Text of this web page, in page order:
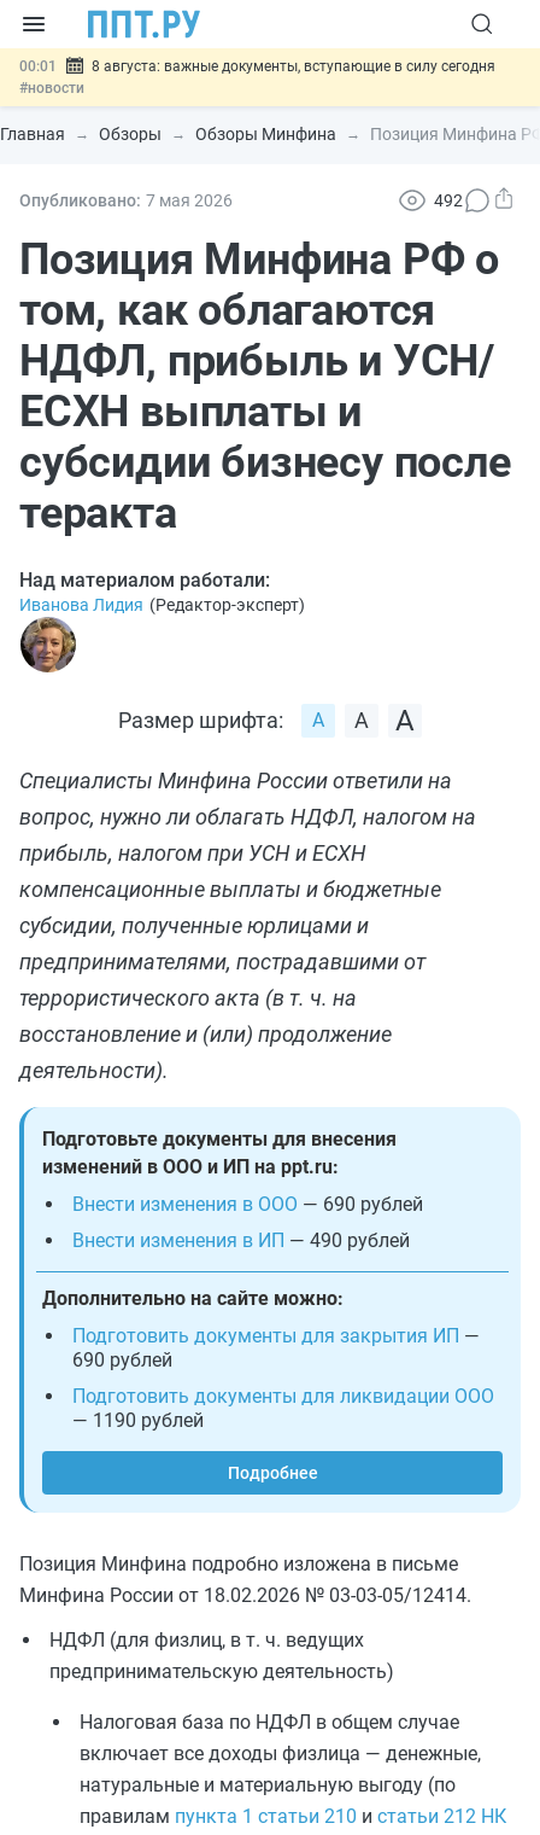
00:01
8 августа: важные документы, вступающие в силу сегодня
#новости
07.08 Подписан закон о блокировке продажи опасных товаров через
«Честный знак»#новости
07.08 Госпошлину за устранение ошибок в документах предлагают
07.08
Разработают единые критерии трудовых и ГПХ-
отношений #новости
Главная Обзоры Обзоры Минфина Позиция Минфина
Опубликовано: 7 мая 2026 492
Позиция Минфина РФ о
том, как облагаются
НДФЛ, прибыль и УСН/
ЕСХН выплаты и
субсидии бизнесу после
теракта
Над материалом работали:
Иванова Лидия (Редактор-эксперт)
Размер шрифта:
Специалисты Минфина России ответили на
вопрос, нужно ли облагать НДФЛ, налогом на
прибыль, налогом при УСН и ЕСХН
компенсационные выплаты и бюджетные
субсидии, полученные юрлицами и
предпринимателями, пострадавшими от
террористического акта (в т. ч. на
восстановление и (или) продолжение
деятельности).
Подготовьте документы для внесения
изменений в ООО и ИП на ppt.ru:
Внести изменения в ООО — 690 рублей
Внести изменения в ИП — 490 рублей
Дополнительно на сайте можно:
Подготовить документы для закрытия ИП —
690 рублей
Подготовить документы для ликвидации ООО
— 1190 рублей
Подробнее
Позиция Минфина подробно изложена в письме
Минфина России от 18.02.2026 № 03-03-05/12414.
НДФЛ (для физлиц, в т. ч. ведущих
предпринимательскую деятельность)
Налоговая база по НДФЛ в общем случае
включает все доходы физлица — денежные,
натуральные и материальную выгоду (по
правилам пункта 1 статьи 210 и статьи 212 НК